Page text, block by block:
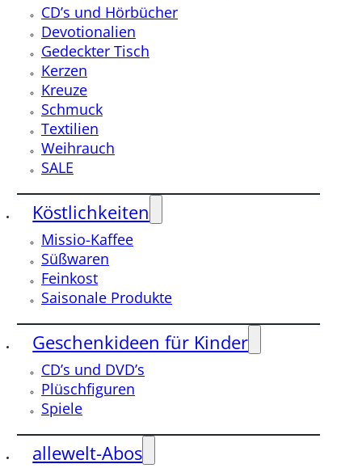
CD’s und Hörbücher
Devotionalien
Gedeckter Tisch
Kerzen
Kreuze
Schmuck
Textilien
Weihrauch
SALE
Köstlichkeiten
Missio-Kaffee
Süßwaren
Feinkost
Saisonale Produkte
Geschenkideen für Kinder
CD’s und DVD’s
Plüschfiguren
Spiele
allewelt-Abos